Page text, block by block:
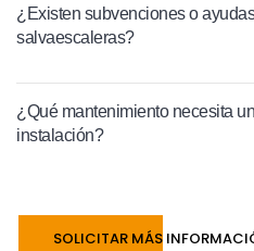
¿Existen subvenciones o
salvaescaleras?
¿Qué mantenimiento necesita
instalación?
SOLICITAR MÁS